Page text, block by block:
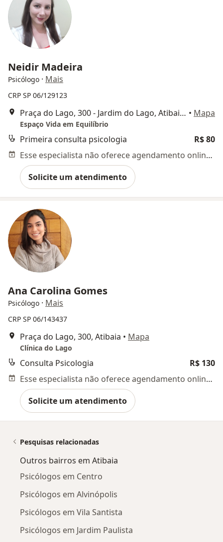
Neidir Madeira
Psicólogo · Mais
CRP SP 06/129123
Praça do Lago, 300 - Jardim do Lago, Atibaia - SP,, Atibaia • Mapa
Espaço Vida em Equilíbrio
Primeira consulta psicologia
R$ 80
Esse especialista não oferece agendamento online para esse endereço.
Solicite um atendimento
Ana Carolina Gomes
Psicólogo · Mais
CRP SP 06/143437
Praça do Lago, 300, Atibaia • Mapa
Clínica do Lago
Consulta Psicologia
R$ 130
Esse especialista não oferece agendamento online para esse endereço.
Solicite um atendimento
Pesquisas relacionadas
Outros bairros em Atibaia
Psicólogos em Centro
Psicólogos em Alvinópolis
Psicólogos em Vila Santista
Psicólogos em Jardim Paulista